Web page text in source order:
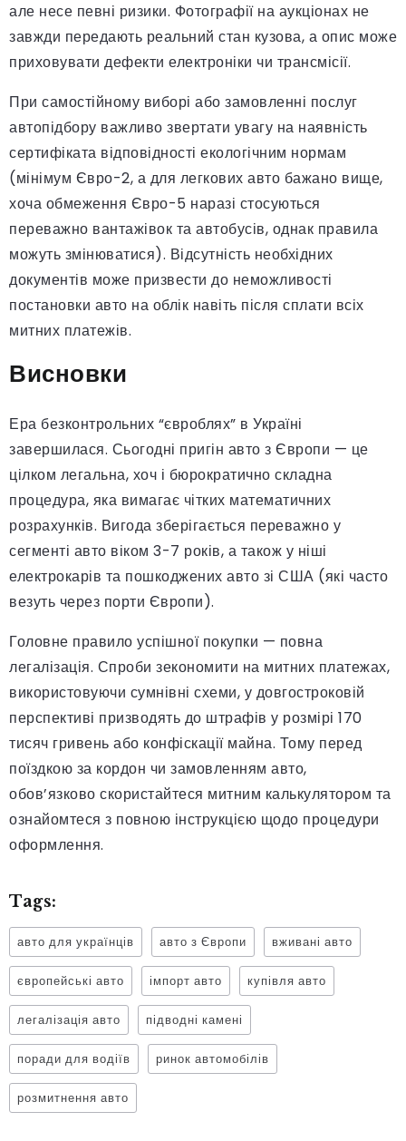
але несе певні ризики. Фотографії на аукціонах не
завжди передають реальний стан кузова, а опис може
приховувати дефекти електроніки чи трансмісії.
При самостійному виборі або замовленні послуг
автопідбору важливо звертати увагу на наявність
сертифіката відповідності екологічним нормам
(мінімум Євро-2, а для легкових авто бажано вище,
хоча обмеження Євро-5 наразі стосуються
переважно вантажівок та автобусів, однак правила
можуть змінюватися). Відсутність необхідних
документів може призвести до неможливості
постановки авто на облік навіть після сплати всіх
митних платежів.
Висновки
Ера безконтрольних “євроблях” в Україні
завершилася. Сьогодні пригін авто з Європи — це
цілком легальна, хоч і бюрократично складна
процедура, яка вимагає чітких математичних
розрахунків. Вигода зберігається переважно у
сегменті авто віком 3-7 років, а також у ніші
електрокарів та пошкоджених авто зі США (які часто
везуть через порти Європи).
Головне правило успішної покупки — повна
легалізація. Спроби зекономити на митних платежах,
використовуючи сумнівні схеми, у довгостроковій
перспективі призводять до штрафів у розмірі 170
тисяч гривень або конфіскації майна. Тому перед
поїздкою за кордон чи замовленням авто,
обов’язково скористайтеся митним калькулятором та
ознайомтеся з повною інструкцією щодо процедури
оформлення.
Tags:
авто для українців авто з Європи вживані авто
європейські авто імпорт авто купівля авто
легалізація авто підводні камені
поради для водіїв ринок автомобілів
розмитнення авто